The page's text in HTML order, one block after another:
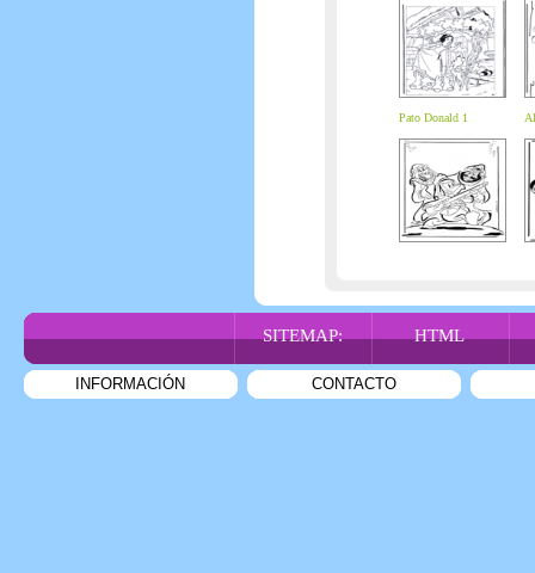
Pato Donald 1
SITEMAP: HTML
INFORMACIÓN CONTACTO